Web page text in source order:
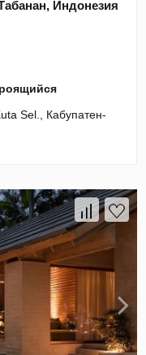
Индонезия
Sel., Кабупатен-